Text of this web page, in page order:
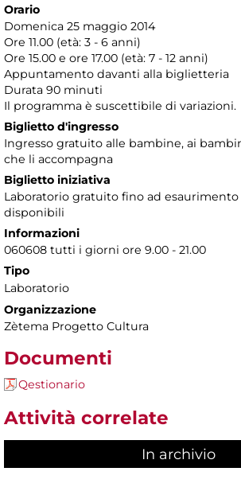
Orario
Domenica 25 maggio 2014
Ore 11.00 (età: 3 - 6 anni)
Ore 15.00 e ore 17.00 (età: 7 - 12 anni)
Appuntamento davanti alla biglietteria
Durata 90 minuti
Il programma è suscettibile di variazioni.
Biglietto d'ingresso
Ingresso gratuito alle bambine, ai
che li accompagna
Biglietto iniziativa
Laboratorio gratuito fino ad
disponibili
Informazioni
060608 tutti i giorni ore 9.00 - 21.00
Tipo
Laboratorio
Organizzazione
Zètema Progetto Cultura
Documenti
Qestionario
Attività correlate
In archivio